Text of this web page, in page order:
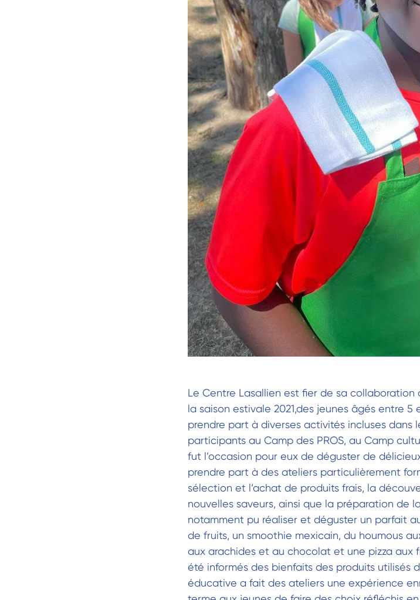
Le Centre Lasallien est fier de sa collaboration
la saison estivale 2021,des jeunes âgés entre 5
prendre part à diverses activités incluses dans
participants au Camp des PROS, au Camp
fut l’occasion pour eux de déguster de
prendre part à des ateliers particulièrement
sélection et l’achat de produits frais, la
nouvelles saveurs, ainsi que la préparation de
notamment pu réaliser et déguster un parfait
de fruits, un smoothie mexicain, du houmous
aux arachides et au chocolat et une pizza aux
été informés des bienfaits des produits utilisés
éducative a fait des ateliers une expérience